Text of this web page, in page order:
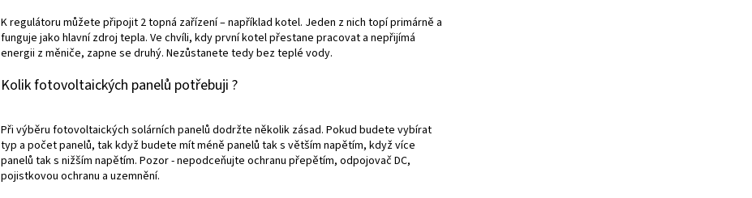
K regulátoru můžete připojit 2 topná zařízení – například kotel. Jeden z nich topí primárně a
funguje jako hlavní zdroj tepla. Ve chvíli, kdy první kotel přestane pracovat a nepřijímá
energii z měniče, zapne se druhý. Nezůstanete tedy bez teplé vody.
Kolik fotovoltaických panelů potřebuji ?
Při výběru fotovoltaických solárních panelů dodržte několik zásad. Pokud budete vybírat
typ a počet panelů, tak když budete mít méně panelů tak s větším napětím, když více
panelů tak s nižším napětím. Pozor - nepodceňujte ochranu přepětím, odpojovač DC,
pojistkovou ochranu a uzemnění.